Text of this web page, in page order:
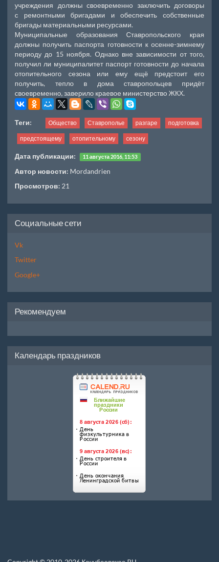
учреждения должны своевременно заключить договоры
с ремонтными бригадами и обеспечить собственные
бригады материальными ресурсами.
Муниципальные образования Ставропольского края
должны получить паспорта готовности к осенне-зимнему
периоду до 15 ноября. Однако вне зависимости от того,
получил ли муниципалитет паспорт готовности до начала
отопительного сезона или ему ещё предстоит его
получить, тепло в дома ставропольцев придёт
своевременно, заверило краевое министерство ЖКХ.
Теги: Общество Ставрополье разгаре подготовка
предстоящему отопительному сезону
Дата публикации: 11 августа 2016, 11:53
Автор новости: Mordandrien
Просмотров: 21
Социальные сети
Vk
Twitter
Google+
Рекомендуем
Календарь праздников